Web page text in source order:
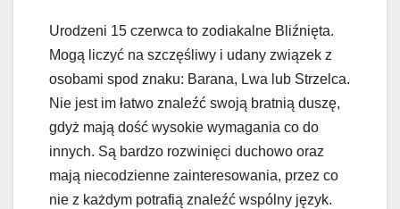
Urodzeni 15 czerwca to zodiakalne Bliźnięta.
Mogą liczyć na szczęśliwy i udany związek z
osobami spod znaku: Barana, Lwa lub Strzelca.
Nie jest im łatwo znaleźć swoją bratnią duszę,
gdyż mają dość wysokie wymagania co do
innych. Są bardzo rozwinięci duchowo oraz
mają niecodzienne zainteresowania, przez co
nie z każdym potrafią znaleźć wspólny język.